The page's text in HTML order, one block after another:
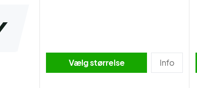
Vælg størrelse Info